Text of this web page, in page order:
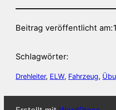
Beitrag veröffentlicht am:
Schlagwörter:
Drehleiter, ELW, Fahrzeug,